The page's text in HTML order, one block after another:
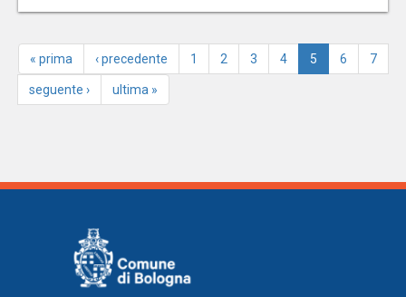
« prima ‹ precedente 1 2 3 4 5 6 7
seguente › ultima »